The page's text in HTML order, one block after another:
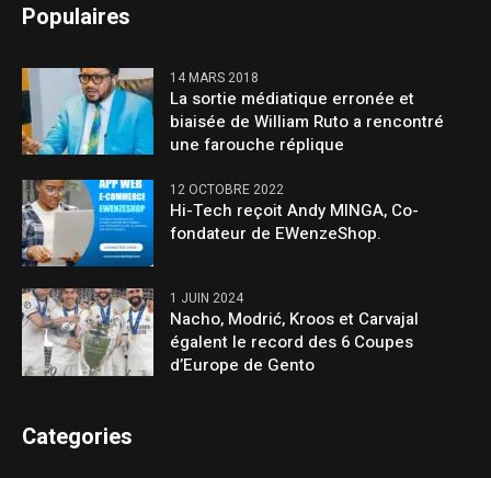
Populaires
14 MARS 2018
La sortie médiatique erronée et
biaisée de William Ruto a rencontré
une farouche réplique
12 OCTOBRE 2022
Hi-Tech reçoit Andy MINGA, Co-
fondateur de EWenzeShop.
1 JUIN 2024
Nacho, Modrić, Kroos et Carvajal
égalent le record des 6 Coupes
d’Europe de Gento
Categories